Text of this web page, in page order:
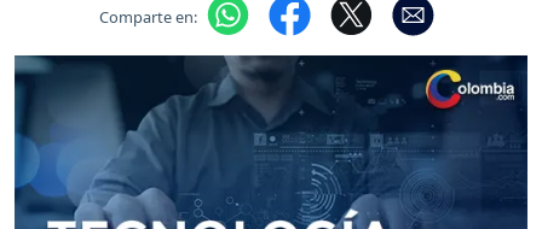
Comparte en: